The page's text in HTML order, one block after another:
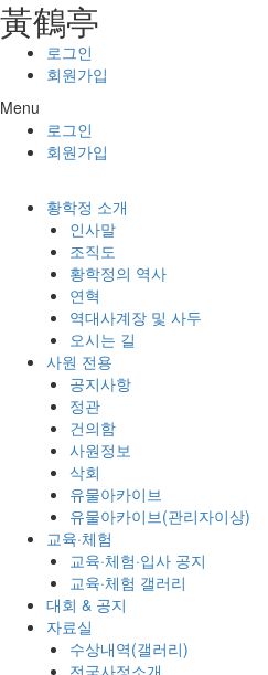
콘텐츠로
건너뛰기
⿈鶴亭
로그인
회원가입
Menu
로그인
회원가입
황학정 소개
인사말
조직도
황학정의 역사
연혁
역대사계장 및 사두
오시는 길
사원 전용
공지사항
정관
건의함
사원정보
삭회
유물아카이브
유물아카이브(관리자이상)
교육·체험
교육·체험·입사 공지
교육·체험 갤러리
대회 & 공지
자료실
수상내역(갤러리)
전국사정소개